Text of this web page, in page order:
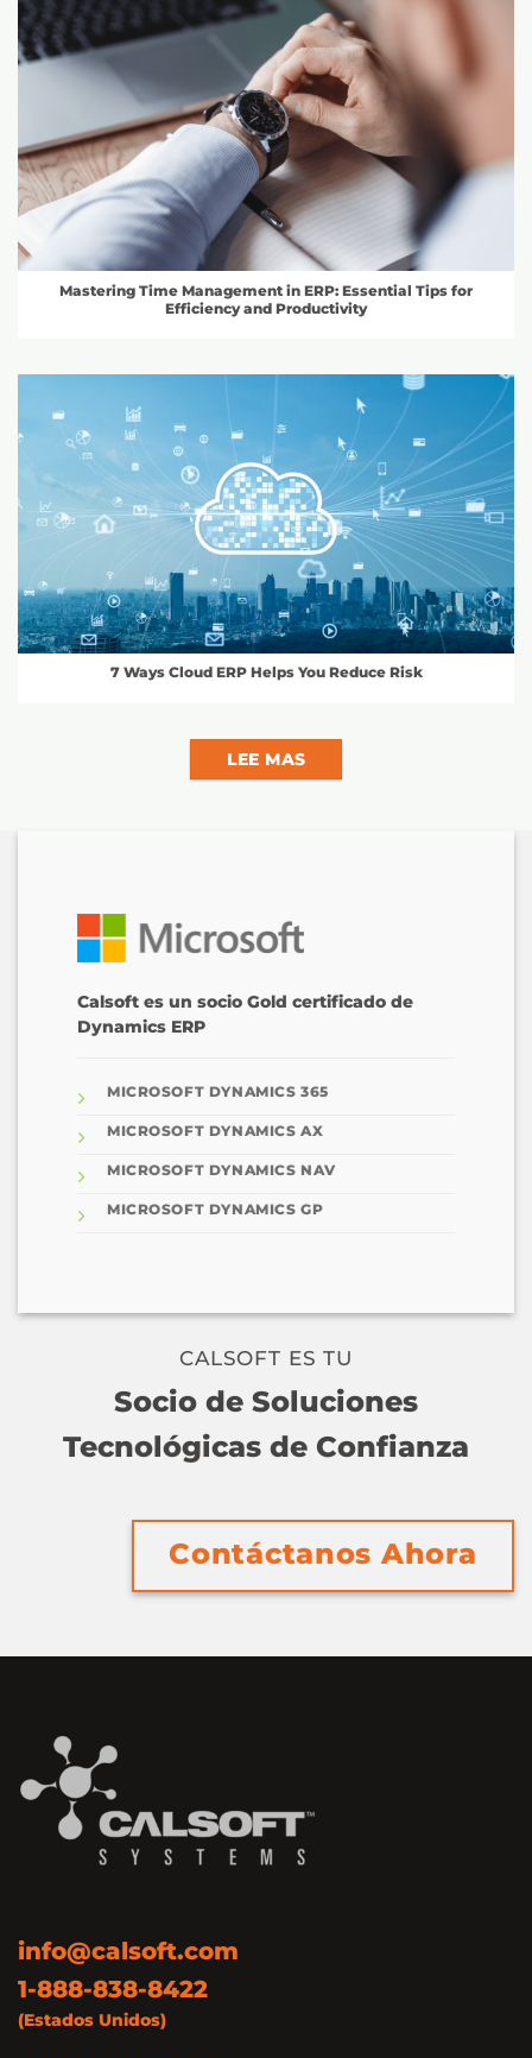
Mastering Time Management in ERP: Essential Tips for
Efficiency and Productivity
7 Ways Cloud ERP Helps You Reduce Risk
LEE MAS
Calsoft es un socio Gold certificado de
Dynamics ERP
MICROSOFT DYNAMICS 365
MICROSOFT DYNAMICS AX
MICROSOFT DYNAMICS NAV
MICROSOFT DYNAMICS GP
CALSOFT ES TU
Socio de Soluciones
Tecnológicas de Confianza
Contáctanos Ahora
info@calsoft.com
1-888-838-8422
(Estados Unidos)